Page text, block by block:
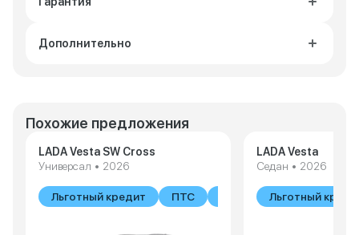
Дополнительно
Похожие предложения
LADA Vesta SW Cross
Универсал • 2026
Льготный кредит ПТС В наличии
LADA Vesta
Седан • 2026
Льготный